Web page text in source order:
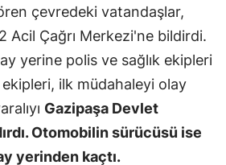
çevredeki vatandaşlar,
Acil Çağrı Merkezi'ne bildirdi.
yerine polis ve sağlık ekipleri
ekipleri, ilk müdahaleyi olay
Gazipaşa Devlet
Otomobilin sürücüsü ise
yerinden kaçtı.